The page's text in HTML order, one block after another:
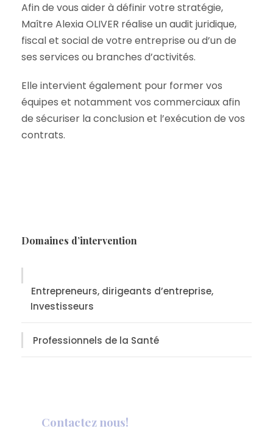
Afin de vous aider à définir votre stratégie,
Maître Alexia OLIVER réalise un audit juridique,
fiscal et social de votre entreprise ou d’un de
ses services ou branches d’activités.
Elle intervient également pour former vos
équipes et notamment vos commerciaux afin
de sécuriser la conclusion et l’exécution de vos
contrats.
Domaines d’intervention
Entrepreneurs, dirigeants d’entreprise,
Investisseurs
Professionnels de la Santé
Contactez nous!